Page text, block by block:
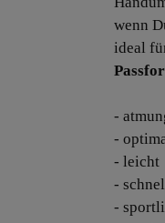
wenn
ideal
-
-
- leicht
-
-